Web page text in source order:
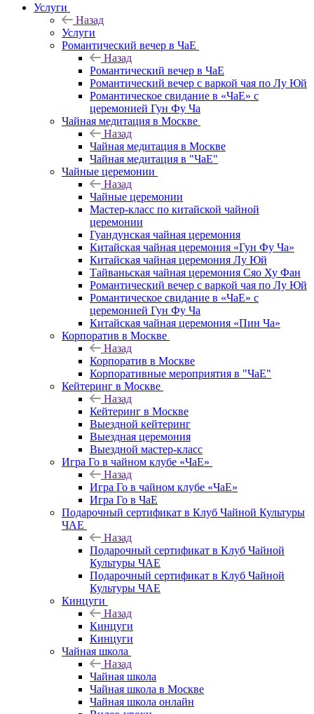
Услуги
Назад
Услуги
Романтический вечер в ЧаЕ
Назад
Романтический вечер в ЧаЕ
Романтический вечер с варкой чая по Лу Юй
Романтическое свидание в «ЧаЕ» с
церемонией Гун Фу Ча
Чайная медитация в Москве
Назад
Чайная медитация в Москве
Чайная медитация в "ЧаЕ"
Чайные церемонии
Назад
Чайные церемонии
Мастер-класс по китайской чайной
церемонии
Гуандунская чайная церемония
Китайская чайная церемония «Гун Фу Ча»
Китайская чайная церемония Лу Юй
Тайваньская чайная церемония Сяо Ху Фан
Романтический вечер с варкой чая по Лу Юй
Романтическое свидание в «ЧаЕ» с
церемонией Гун Фу Ча
Китайская чайная церемония «Пин Ча»
Корпоратив в Москве
Назад
Корпоратив в Москве
Корпоративные мероприятия в "ЧаЕ"
Кейтеринг в Москве
Назад
Кейтеринг в Москве
Выездной кейтеринг
Выездная церемония
Выездной мастер-класс
Игра Го в чайном клубе «ЧаЕ»
Назад
Игра Го в чайном клубе «ЧаЕ»
Игра Го в ЧаЕ
Подарочный сертификат в Клуб Чайной Культуры
ЧАЕ
Назад
Подарочный сертификат в Клуб Чайной
Культуры ЧАЕ
Подарочный сертификат в Клуб Чайной
Культуры ЧАЕ
Кинцуги
Назад
Кинцуги
Кинцуги
Чайная школа
Назад
Чайная школа
Чайная школа в Москве
Чайная школа онлайн